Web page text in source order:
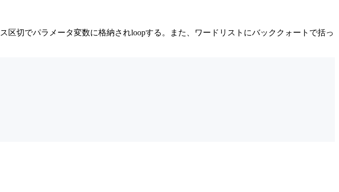
切でパラメータ変数に格納されloopする。また、ワードリストにバッククォートで括っ